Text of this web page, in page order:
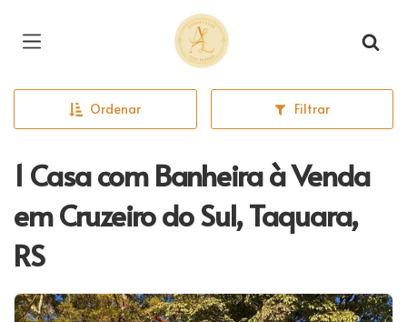
Página inicial
Ordenar Filtrar
1 Casa com Banheira à Venda
em Cruzeiro do Sul, Taquara,
RS